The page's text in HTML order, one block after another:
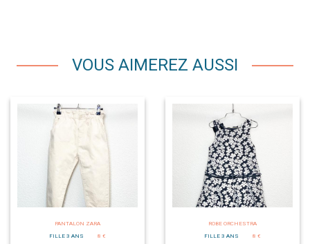
VOUS AIMEREZ AUSSI
PANTALON ZARA
FILLE 3 ANS
8 €
ROBE ORCHESTRA
FILLE 3 ANS
8 €